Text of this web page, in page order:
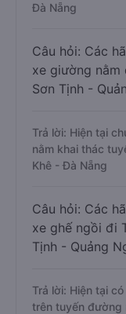
Đà Nẵng
Câu hỏi: Các
xe giường nằm
Sơn Tịnh -
Trả lời: Hiện tại
nằm khai thác
Khê - Đà Nẵng
Câu hỏi: Các
xe ghế ngồi đi
Tịnh - Quảng
Trả lời: Hiện tại
trên tuyến đường